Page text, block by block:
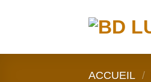
ACCUEIL /